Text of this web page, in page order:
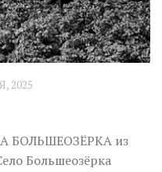
2025
БОЛЬШЕОЗЁРКА из
Большеозёрка